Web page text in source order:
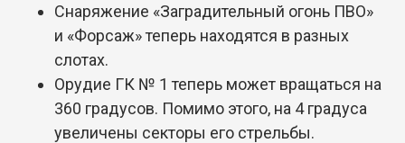
Снаряжение «Заградительный огонь ПВО»
и «Форсаж» теперь находятся в разных
слотах.
Орудие ГК № 1 теперь может вращаться на
360 градусов. Помимо этого, на 4 градуса
увеличены секторы его стрельбы.